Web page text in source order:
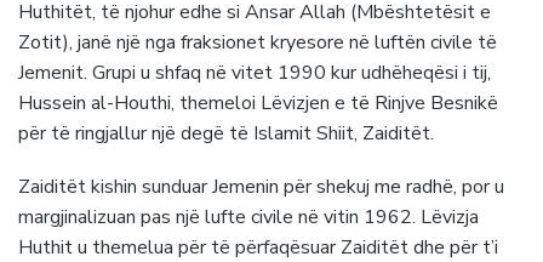
Huthitët, të njohur edhe si Ansar Allah (Mbështetësit e
Zotit), janë një nga fraksionet kryesore në luftën civile të
Jemenit. Grupi u shfaq në vitet 1990 kur udhëheqësi i tij,
Hussein al-Houthi, themeloi Lëvizjen e të Rinjve Besnikë
për të ringjallur një degë të Islamit Shiit, Zaiditët.
Zaiditët kishin sunduar Jemenin për shekuj me radhë, por u
margjinalizuan pas një lufte civile në vitin 1962. Lëvizja
Huthit u themelua për të përfaqësuar Zaiditët dhe për t’i